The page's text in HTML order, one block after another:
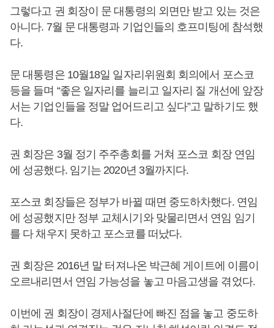
그렇다고 권 회장이 문 대통령의 외면만 받고 있는 것은
아니다. 7월 문 대통령과 기업인들의 호프미팅에 참석했
다.
문 대통령은 10월18일 일자리위원회 회의에서 포스코
등을 들며 “좋은 일자리를 늘리고 일자리 질 개선에 앞장
서는 기업인들을 정말 업어드리고 싶다”고 말하기도 했
다.
권 회장은 3월 정기 주주총회를 거쳐 포스코 회장 연임
에 성공했다. 임기는 2020년 3월까지다.
포스코 회장들은 정부가 바뀔 때면 중도하차했다. 연임
에 성공했지만 정부 교체시기와 맞물리면서 연임 임기
를 다 채우지 못하고 포스코를 떠났다.
권 회장은 2016년 말 터져나온 박근혜 게이트에 이름이
오르내리면서 연임 가능성을 놓고 마음고생을 겪었다.
이번에 권 회장이 경제사절단에 빠진 점을 놓고 중도하